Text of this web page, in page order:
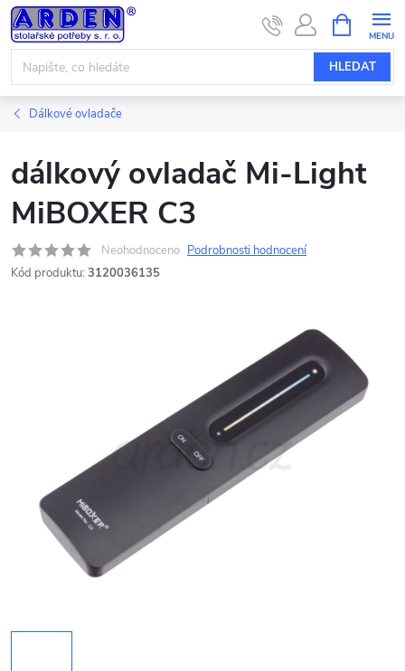
Přejít
na
obsah
HLEDAT
NÁKUPNÍ
KOŠÍK
Dálkové ovladače
dálkový ovladač Mi-Light
MiBOXER C3
Neohodnoceno Podrobnosti hodnocení
Kód produktu: 3120036135